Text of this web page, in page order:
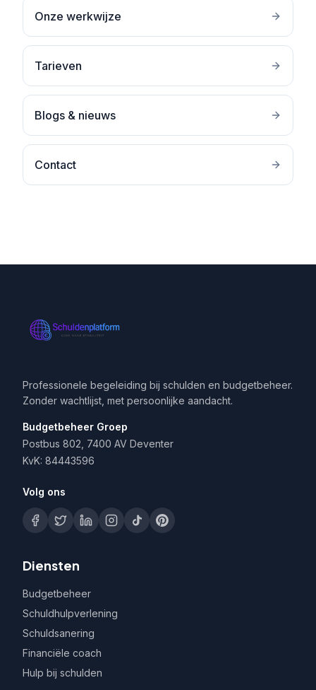
Onze werkwijze
Tarieven
Blogs & nieuws
Contact
Professionele begeleiding bij schulden en budgetbeheer.
Zonder wachtlijst, met persoonlijke aandacht.
Budgetbeheer Groep
Postbus 802, 7400 AV Deventer
KvK: 84443596
Volg ons
Diensten
Budgetbeheer
Schuldhulpverlening
Schuldsanering
Financiële coach
Hulp bij schulden